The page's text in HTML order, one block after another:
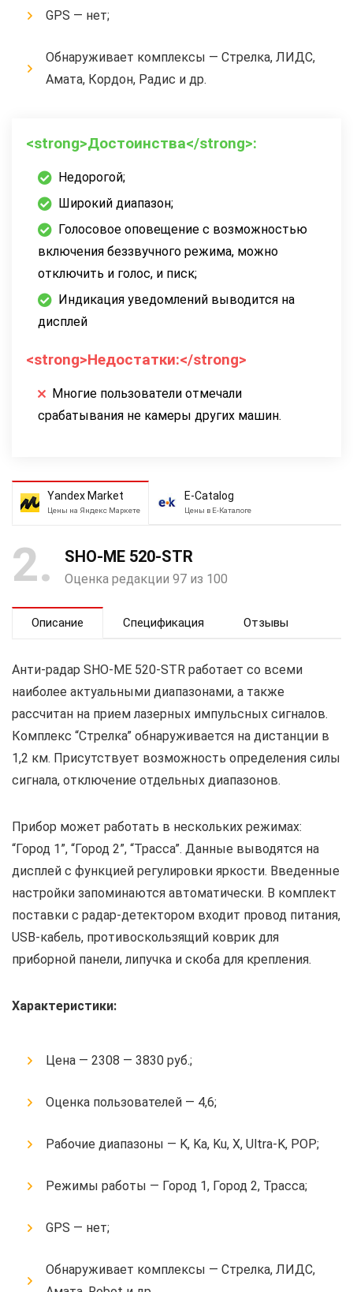
GPS — нет;
Обнаруживает комплексы — Стрелка, ЛИДС,
Амата, Кордон, Радис и др.
<strong>Достоинства</strong>:
Недорогой;
Широкий диапазон;
Голосовое оповещение с возможностью
включения беззвучного режима, можно
отключить и голос, и писк;
Индикация уведомлений выводится на
дисплей
<strong>Недостатки:</strong>
Многие пользователи отмечали
срабатывания не камеры других машин.
Yandex Market
Цены на Яндекс Маркете
E-Catalog
Цены в Е-Каталоге
2 SHO-ME 520-STR
Оценка редакции 97 из 100
Описание Спецификация Отзывы
Анти-радар SHO-ME 520-STR работает со всеми
наиболее актуальными диапазонами, а также
рассчитан на прием лазерных импульсных сигналов.
Комплекс “Стрелка” обнаруживается на дистанции в
1,2 км. Присутствует возможность определения силы
сигнала, отключение отдельных диапазонов.
Прибор может работать в нескольких режимах:
“Город 1”, “Город 2”, “Трасса”. Данные выводятся на
дисплей с функцией регулировки яркости. Введенные
настройки запоминаются автоматически. В комплект
поставки с радар-детектором входит провод питания,
USB-кабель, противоскользящий коврик для
приборной панели, липучка и скоба для крепления.
Характеристики:
Цена — 2308 — 3830 руб.;
Оценка пользователей — 4,6;
Рабочие диапазоны — K, Ka, Ku, X, Ultra-K, POP;
Режимы работы — Город 1, Город 2, Трасса;
GPS — нет;
Обнаруживает комплексы — Стрелка, ЛИДС,